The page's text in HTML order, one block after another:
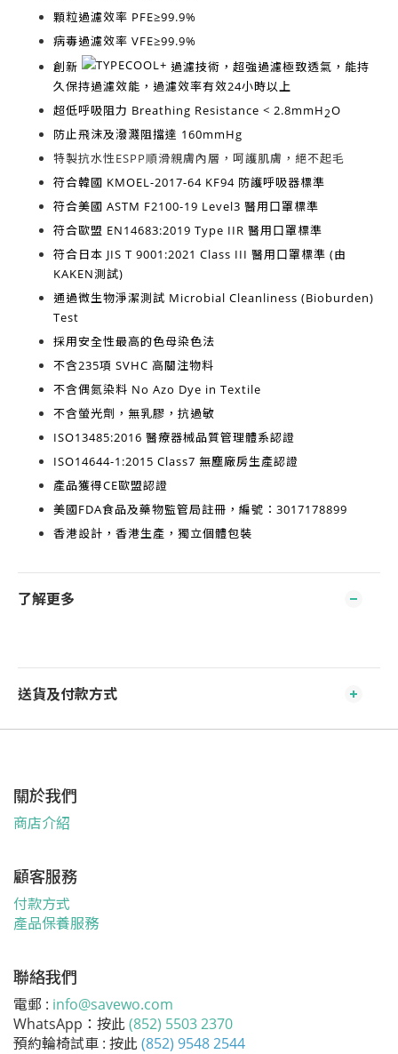
顆粒過濾效率 PFE≥99.9%
病毒過濾效率 VFE≥99.9%
創新
過濾技術，超強過濾極致透氣，能持
久保持過濾效能，過濾效率有效24小時以上
超低呼吸阻力 Breathing Resistance < 2.8mmH2O
防止飛沫及潑濺阻擋達 160mmHg
特製抗水性ESPP順滑親膚內層，呵護肌膚，絕不起毛
符合韓國 KMOEL-2017-64 KF94 防護呼吸器標準
符合美國 ASTM F2100-19 Level3 醫用口罩標準
符合歐盟 EN14683:2019 Type IIR 醫用口罩標準
符合日本 JIS T 9001:2021 Class III 醫用口罩標準 (由
KAKEN測試)
通過微生物淨潔測試 Microbial Cleanliness (Bioburden)
Test
採用安全性最高的色母染色法
不含235項 SVHC 高關注物料
不含偶氮染料 No Azo Dye in Textile
不含螢光劑，無乳膠，抗過敏
ISO13485:2016 醫療器械品質管理體系認證
ISO14644-1:2015 Class7 無塵廠房生產認證
產品獲得CE歐盟認證
美國FDA食品及藥物監管局註冊，編號：3017178899
香港設計，香港生產 ，獨立個體包裝
了解更多
送貨及付款方式
關於我們
商店介紹
顧客服務
付款方式
產品保養服務
聯絡我們
電郵 : info@savewo.com
WhatsApp：按此 (852) 5503 2370
預約輪椅試車 : 按此 (852) 9548 2544